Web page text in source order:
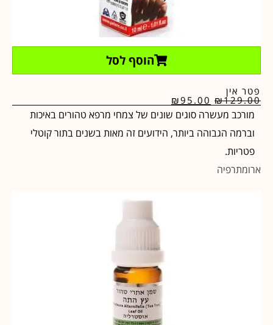
הוסף לסל
פטר אין
₪129.00
₪95.00
מורכב מעשרה סוגים שונים של צמחי מרפא טהורים באיכות
וברמה הגבוהה ביותר, הידועים זה מאות בשנים בתור קוטלי
פטריות.
ארומתרפיה